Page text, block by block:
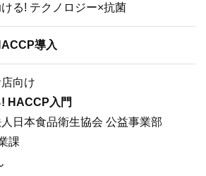
る! テクノロジー×抗菌
導入
向け
HACCP入門
日本食品衛生協会 公益事業部
課